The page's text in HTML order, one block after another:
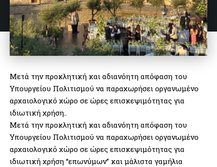
Μετά την προκλητική και αδιανόητη απόφαση του
Υπουργείου Πολιτισμού να παραχωρήσει οργανωμένο
αρχαιολογικό χώρο σε ώρες επισκεψιμότητας για
ιδιωτική χρήση..
Μετά την προκλητική και αδιανόητη απόφαση του
Υπουργείου Πολιτισμού να παραχωρήσει οργανωμένο
αρχαιολογικό χώρο σε ώρες επισκεψιμότητας για
ιδιωτική χρήση “επωνύμων” και μάλιστα γαμήλια